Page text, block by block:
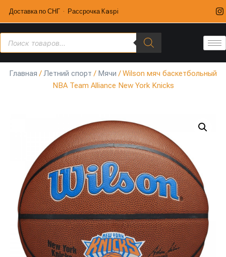
Доставка по СНГ · Рассрочка Kaspi
Главная /Летний спорт / Мячи / Wilson мяч баскетбольный
NBA Team Alliance New York Knicks